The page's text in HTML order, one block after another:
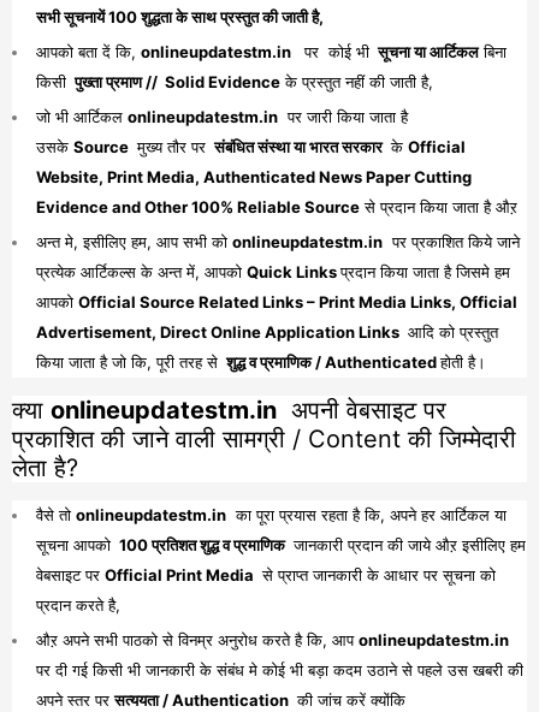
सभी सूचनायें 100 शुद्धता के साथ प्रस्तुत की जाती है,
आपको बता दें कि, onlineupdatestm.in पर कोई भी सूचना या आर्टिकलबिना
किसी पुख्ता प्रमाण // Solid Evidenceके प्रस्तुत नहीं की जाती है,
जो भी आर्टिकल onlineupdatestm.in पर जारी किया जाता है
उसके Source मुख्य तौर पर संबंधित संस्था या भारत सरकार के Official
Website, Print Media, Authenticated News Paper Cutting
Evidence and Other 100% Reliable Sourceसे प्रदान किया जाता है औऱ
अन्त मे, इसीलिए हम, आप सभी को onlineupdatestm.in पर प्रकाशित किये जाने
प्रत्येक आर्टिकल्स के अन्त में, आपको Quick Linksप्रदान किया जाता है जिसमे हम
आपको Official Source Related Links – Print Media Links, Official
Advertisement, Direct Online Application Links आदि को प्रस्तुत
किया जाता है जो कि, पूरी तरह से शुद्ध व प्रमाणिक / Authenticatedहोती है।
क्या onlineupdatestm.in अपनी वेबसाइट पर
प्रकाशित की जाने वाली सामग्री / Content की जिम्मेदारी
लेता है?
वैसे तो onlineupdatestm.in का पूरा प्रयास रहता है कि, अपने हर आर्टिकल या
सूचना आपको 100 प्रतिशत शुद्ध व प्रमाणिक जानकारी प्रदान की जाये औऱ इसीलिए हम
वेबसाइट पर Official Print Media से प्राप्त जानकारी के आधार पर सूचना को
प्रदान करते है,
औऱ अपने सभी पाठको से विनम्र अनुरोध करते है कि, आपonlineupdatestm.in
पर दी गई किसी भी जानकारी के संबंध मे कोई भी बड़ा कदम उठाने से पहले उस खबरी की
अपने स्तर परसत्ययता / Authentication की जांच करें क्योंकि